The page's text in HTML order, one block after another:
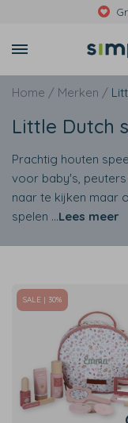
Home / Merken /
Little Dutch
Prachtig houten
voor baby's,
naar te kijken maar
spelen ...Lees meer
SALE | 30%